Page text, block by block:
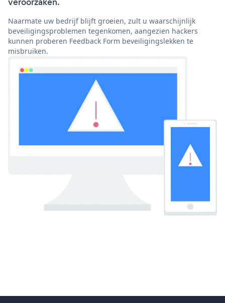
Naarmate uw bedrijf blijft groeien, zult u waarschijnlijk
beveiligingsproblemen tegenkomen, aangezien hackers
kunnen proberen Feedback Form beveiligingslekken te
misbruiken.